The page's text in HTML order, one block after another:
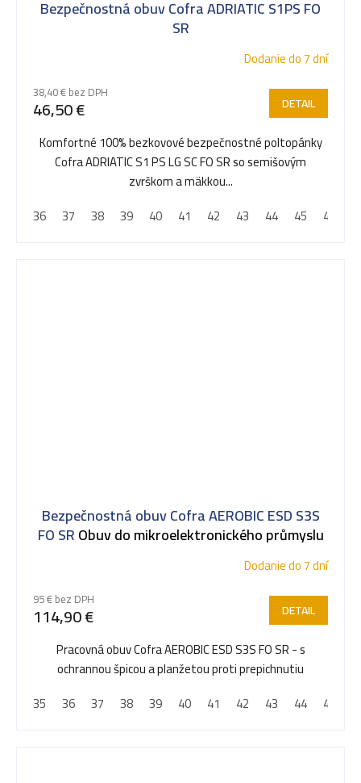
Bezpečnostná obuv Cofra ADRIATIC S1PS FO
SR
Dodanie do 7 dní
38,40 € bez DPH
46,50 € DETAIL
Komfortné 100% bezkovové bezpečnostné poltopánky
Cofra ADRIATIC S1 PS LG SC FO SR so semišovým
zvrškom a mäkkou...
36
37 38 39 40 41 42 43 44 45 46
Bezpečnostná obuv Cofra AEROBIC ESD S3S
FO SRObuv do mikroelektronického průmyslu
Dodanie do 7 dní
95 € bez DPH
114,90 € DETAIL
Pracovná obuv Cofra AEROBIC ESD S3S FO SR - s
ochrannou špicou a planžetou proti prepichnutiu
35
36 37 38 39 40 41 42 43 44 45